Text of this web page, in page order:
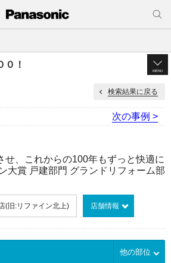
０！
MENU
検索結果に戻る
次の事例 >
せ、これからの100年もずっと快適に
大賞 戸建部門 グランドリフォーム部
(旧:リファイン北上) 店舗情報
他の部位